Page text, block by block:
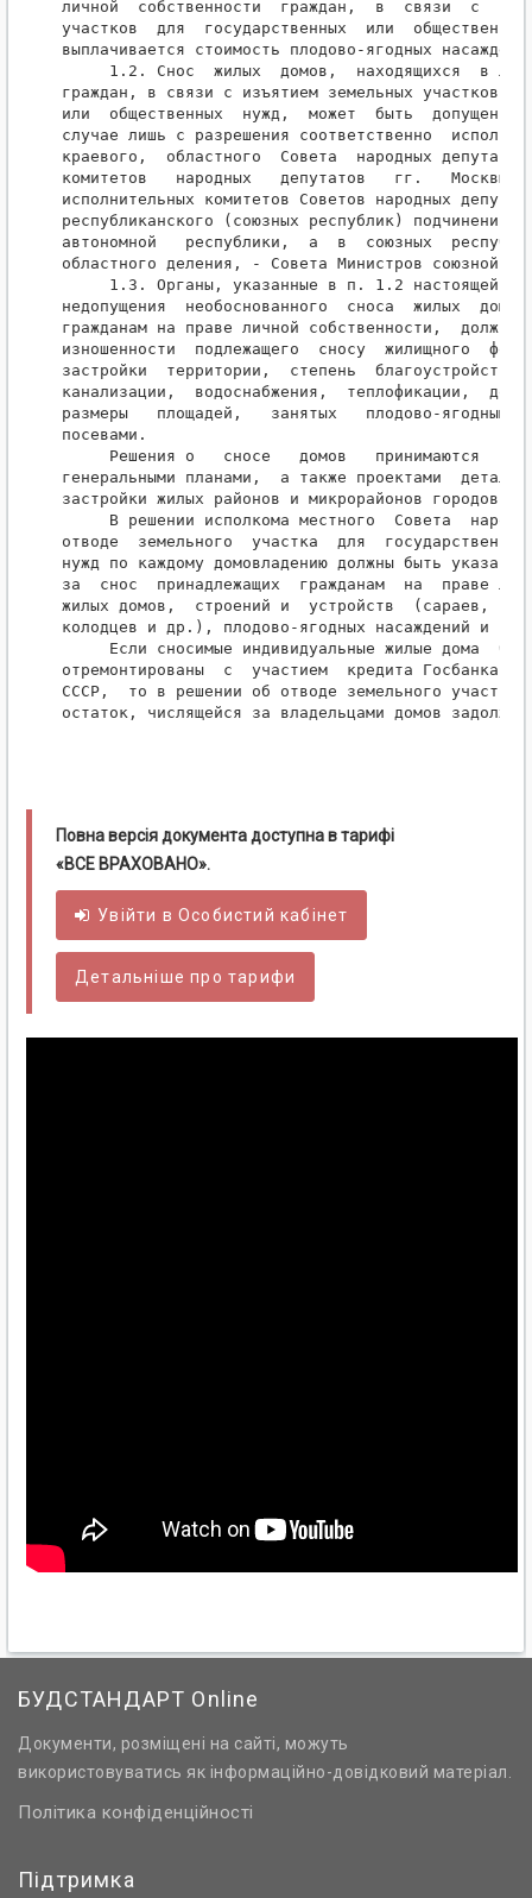
личной  собственности  граждан,  в  связи  с
участков  для  государственных  или
выплачивается стоимость плодово-ягодных
1.2. Снос  жилых  домов,  находящихся  в
граждан, в связи с изъятием земельных участков
или  общественных  нужд,  может  быть  допущен  в
случае лишь с разрешения соответственно
краевого,  областного  Совета  народных
комитетов   народных   депутатов   гг.   Москвы
исполнительных комитетов Советов народных
республиканского (союзных республик) подчинения,
автономной   республики,  а  в  союзных
областного деления, - Совета Министров союзной
1.3. Органы, указанные в п. 1.2 настоящей
недопущения  необоснованного  сноса  жилых
гражданам на праве личной собственности,  должны
изношенности  подлежащего  сносу  жилищного
застройки  территории,  степень  благоустройства
канализации,  водоснабжения,  теплофикации,
размеры   площадей,   занятых   плодово-ягодными
посевами.
Решения о   сносе   домов   принимаются   в
генеральными планами,  а также проектами
застройки жилых районов и микрорайонов городов и
В решении исполкома местного  Совета
отводе  земельного  участка  для  государственных
нужд по каждому домовладению должны быть указаны
за  снос  принадлежащих  гражданам  на  праве
жилых домов,  строений и  устройств  (сараев,
колодцев и др.), плодово-ягодных насаждений и
Если сносимые индивидуальные жилые дома
отремонтированы  с  участием  кредита Госбанка
СССР,  то в решении об отводе земельного участка
остаток, числящейся за владельцами домов
Повна версія документа доступна в тарифі
«ВСЕ ВРАХОВАНО».
Увійти вОсобистий кабінет
Детальніше про тарифи
БУДСТАНДАРТ Online
Документи, розміщені на сайті, можуть
використовуватись як інформаційно-довідковий матеріал.
Політика конфіденційності
Підтримка